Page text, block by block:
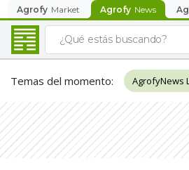
Agrofy Market Agrofy News
Temas del momento: AgrofyNews